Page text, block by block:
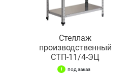
Стеллаж
производственный
СТП-11/4-ЭЦ
под заказ